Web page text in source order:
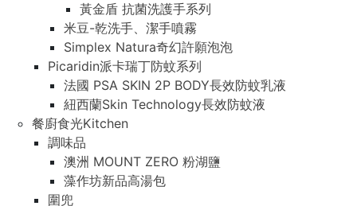
黃金盾 抗菌洗護手系列
米豆-乾洗手、潔手噴霧
Simplex Natura奇幻許願泡泡
Picaridin派卡瑞丁防蚊系列
法國 PSA SKIN 2P BODY長效防蚊乳液
紐西蘭Skin Technology長效防蚊液
餐廚食光Kitchen
調味品
澳洲 MOUNT ZERO 粉湖鹽
藻作坊新品高湯包
圍兜